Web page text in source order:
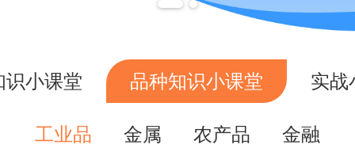
识小课堂 品种知识小课堂 实战
工业品 金属 农产品 金融